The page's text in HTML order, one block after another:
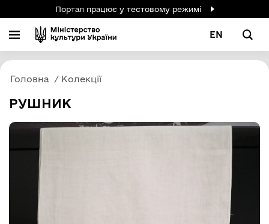
Портал працює у тестовому режимі
EN
Головна Колекції
РУШНИК